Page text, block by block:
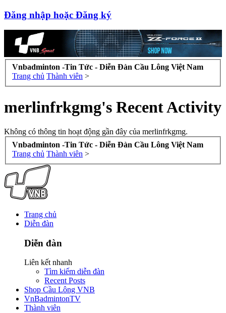
Đăng nhập hoặc Đăng ký
Vnbadminton -Tin Tức - Diễn Đàn Cầu Lông Việt Nam
Trang chủ Thành viên >
merlinfrkgmg's Recent Activity
Không có thông tin hoạt động gần đây của merlinfrkgmg.
Vnbadminton -Tin Tức - Diễn Đàn Cầu Lông Việt Nam
Trang chủ Thành viên >
Trang chủ
Diễn đàn
Diễn đàn
Liên kết nhanh
Tìm kiếm diễn đàn
Recent Posts
Shop Cầu Lông VNB
VnBadmintonTV
Thành viên